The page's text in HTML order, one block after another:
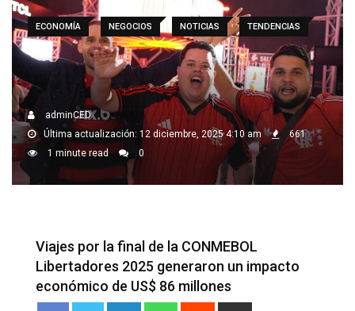
ECONOMÍA NEGOCIOS NOTICIAS TENDENCIAS
adminCED
Última actualización: 12 diciembre, 2025 4:10 am
661
1 minute read
0
Viajes por la final de la CONMEBOL
Libertadores 2025 generaron un impacto
económico de US$ 86 millones